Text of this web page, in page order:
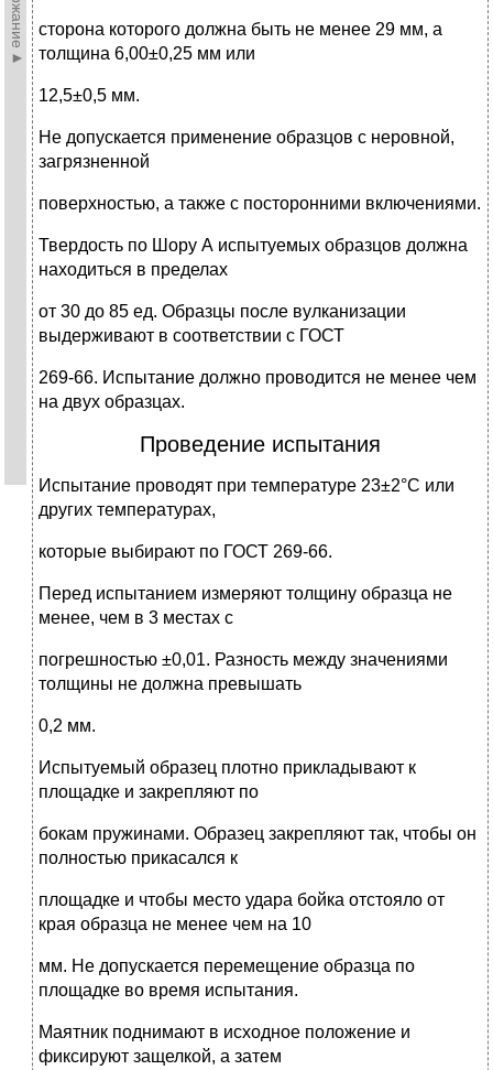
сторона которого должна быть не менее 29 мм, а
толщина 6,00±0,25 мм или
12,5±0,5 мм.
Не допускается применение образцов с неровной,
загрязненной
поверхностью, а также с посторонними включениями.
Твердость по Шору А испытуемых образцов должна
находиться в пределах
от 30 до 85 ед. Образцы после вулканизации
выдерживают в соответствии с ГОСТ
269-66. Испытание должно проводится не менее чем
на двух образцах.
Проведение испытания
Испытание проводят при температуре 23±2°С или
других температурах,
которые выбирают по ГОСТ 269-66.
Перед испытанием измеряют толщину образца не
менее, чем в 3 местах с
погрешностью ±0,01. Разность между значениями
толщины не должна превышать
0,2 мм.
Испытуемый образец плотно прикладывают к
площадке и закрепляют по
бокам пружинами. Образец закрепляют так, чтобы он
полностью прикасался к
площадке и чтобы место удара бойка отстояло от
края образца не менее чем на 10
мм. Не допускается перемещение образца по
площадке во время испытания.
Маятник поднимают в исходное положение и
фиксируют защелкой, а затем